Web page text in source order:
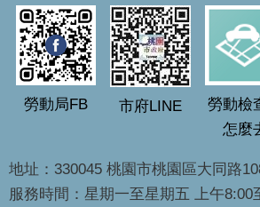
勞動局FB 市府LINE
勞動檢
怎麼
地址：330045 桃園市桃園區大同路
服務時間：星期一至星期五 上午8:00